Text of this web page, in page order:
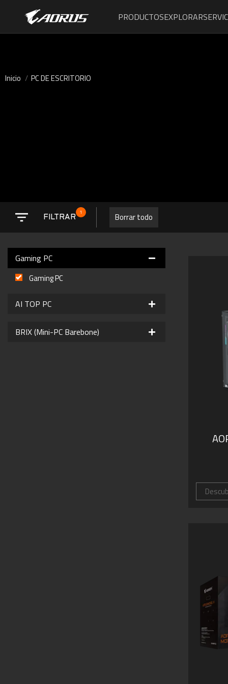
PRODUCTOSEXPLORAR
Inicio PC DE ESCRITORIO
FILTRAR
1 Borrar todo
Gaming PC
Gaming PC
AI TOP PC
BRIX (Mini-PC Barebone)